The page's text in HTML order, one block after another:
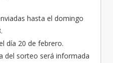
hasta el domingo
día 20 de febrero.
del sorteo será informada